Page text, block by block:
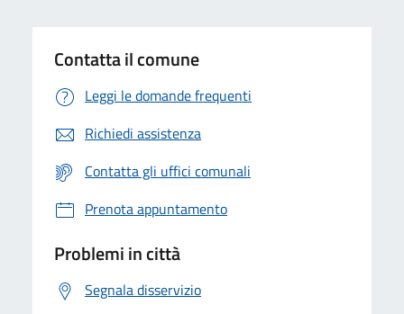
Contatta il comune
Leggi le domande frequenti
Richiedi assistenza
Contatta gli uffici comunali
Prenota appuntamento
Problemi in città
Segnala disservizio